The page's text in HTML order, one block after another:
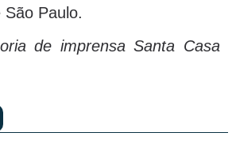
Paulo.
de imprensa Santa Casa